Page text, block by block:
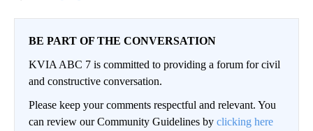
BE PART OF THE CONVERSATION
KVIA ABC 7 is committed to providing a forum for civil
and constructive conversation.
Please keep your comments respectful and relevant. You
can review our Community Guidelines by clicking here